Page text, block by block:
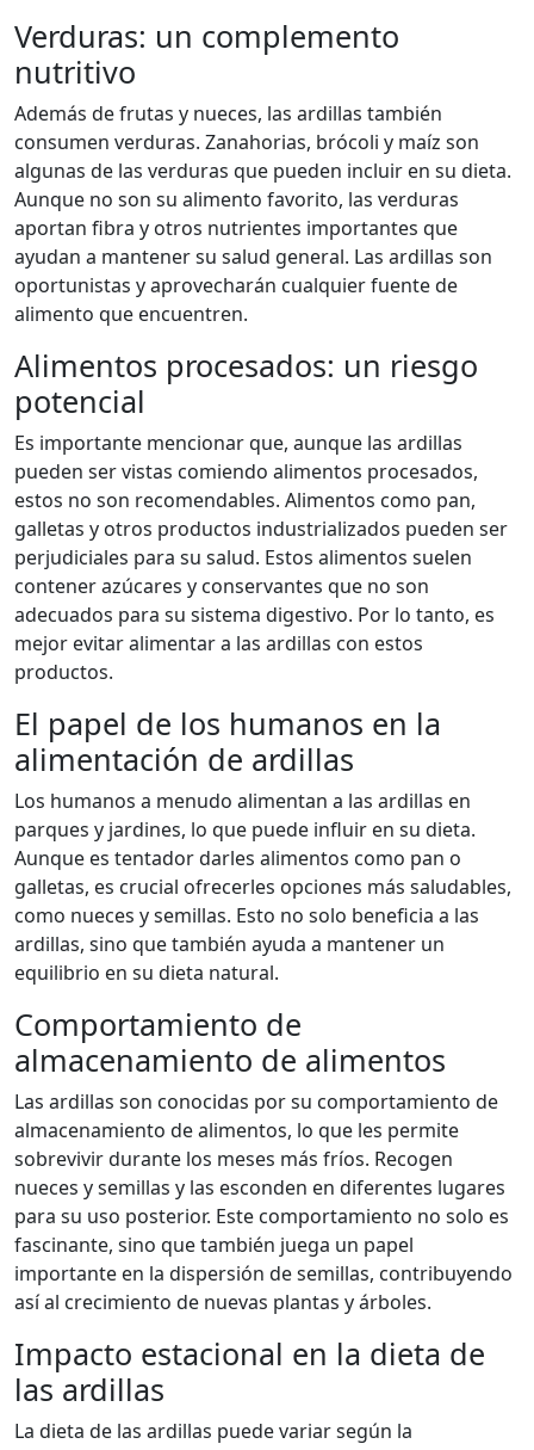
Verduras: un complemento
nutritivo
Además de frutas y nueces, las ardillas también
consumen verduras. Zanahorias, brócoli y maíz son
algunas de las verduras que pueden incluir en su dieta.
Aunque no son su alimento favorito, las verduras
aportan fibra y otros nutrientes importantes que
ayudan a mantener su salud general. Las ardillas son
oportunistas y aprovecharán cualquier fuente de
alimento que encuentren.
Alimentos procesados: un riesgo
potencial
Es importante mencionar que, aunque las ardillas
pueden ser vistas comiendo alimentos procesados,
estos no son recomendables. Alimentos como pan,
galletas y otros productos industrializados pueden ser
perjudiciales para su salud. Estos alimentos suelen
contener azúcares y conservantes que no son
adecuados para su sistema digestivo. Por lo tanto, es
mejor evitar alimentar a las ardillas con estos
productos.
El papel de los humanos en la
alimentación de ardillas
Los humanos a menudo alimentan a las ardillas en
parques y jardines, lo que puede influir en su dieta.
Aunque es tentador darles alimentos como pan o
galletas, es crucial ofrecerles opciones más saludables,
como nueces y semillas. Esto no solo beneficia a las
ardillas, sino que también ayuda a mantener un
equilibrio en su dieta natural.
Comportamiento de
almacenamiento de alimentos
Las ardillas son conocidas por su comportamiento de
almacenamiento de alimentos, lo que les permite
sobrevivir durante los meses más fríos. Recogen
nueces y semillas y las esconden en diferentes lugares
para su uso posterior. Este comportamiento no solo es
fascinante, sino que también juega un papel
importante en la dispersión de semillas, contribuyendo
así al crecimiento de nuevas plantas y árboles.
Impacto estacional en la dieta de
las ardillas
La dieta de las ardillas puede variar según la